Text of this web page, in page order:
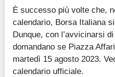
È successo più volte che,
calendario, Borsa Italiana
Dunque, con l’avvicinarsi
domandano se Piazza
martedì 15 agosto 2023.
calendario ufficiale.